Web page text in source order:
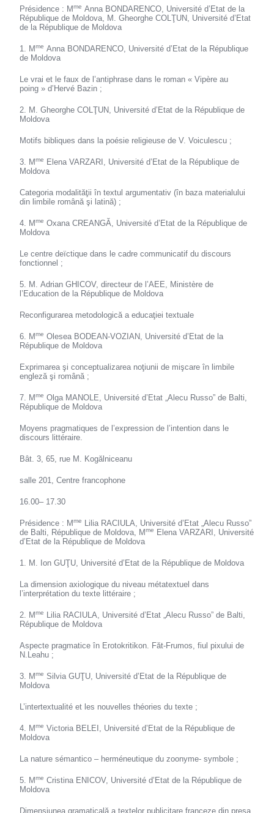
Présidence : Mme Anna BONDARENCO, Université d’Etat de la
République de Moldova, M. Gheorghe COLŢUN, Université d’Etat
de la République de Moldova
1. Mme Anna BONDARENCO, Université d’Etat de la République
de Moldova
Le vrai et le faux de l’antiphrase dans le roman « Vipère au
poing » d’Hervé Bazin ;
2. M. Gheorghe COLŢUN, Université d’Etat de la République de
Moldova
Motifs bibliques dans la poésie religieuse de V. Voiculescu ;
3. Mme
Elena VARZARI, Université d’Etat de la République de
Moldova
Categoria modalităţii în textul argumentativ (în baza materialului
din limbile română şi latină) ;
4. Mme Oxana CREANGĂ, Université d’Etat de la République de
Moldova
Le centre deïctique dans le cadre communicatif du discours
fonctionnel ;
5. M. Adrian GHICOV, directeur de l’AEE, Ministère de
l’Education de la République de Moldova
Reconfigurarea metodologică a educaţiei textuale
6. Mme Olesea BODEAN-VOZIAN, Université d’Etat de la
République de Moldova
Exprimarea şi conceptualizarea noţiunii de mişcare în limbile
engleză şi română ;
7. Mme Olga MANOLE, Université d’Etat „Alecu Russo” de Balti,
République de Moldova
Moyens pragmatiques de l’expression de l’intention dans le
discours littéraire.
Bât. 3, 65, rue M. Kogălniceanu
salle 201, Centre francophone
16.00– 17.30
Présidence : Mme
Lilia RACIULA, Université d’Etat „Alecu Russo”
de Balti, République de Moldova, Mme
Elena VARZARI, Université
d’Etat de la République de Moldova
1. M. Ion GUŢU, Université d’Etat de la République de Moldova
La dimension axiologique du niveau métatextuel dans
l’interprétation du texte littéraire ;
2. Mme
Lilia RACIULA, Université d’Etat „Alecu Russo” de Balti,
République de Moldova
Aspecte pragmatice în Erotokritikon. Făt-Frumos, fiul pixului de
N.Leahu ;
3. Mme Silvia GUŢU, Université d’Etat de la République de
Moldova
L’intertextualité et les nouvelles théories du texte ;
4. Mme Victoria BELEI, Université d’Etat de la République de
Moldova
La nature sémantico – herméneutique du zoonyme- symbole ;
5. Mme Cristina ENICOV, Université d’Etat de la République de
Moldova
Dimensiunea gramaticală a textelor publicitare franceze din presa